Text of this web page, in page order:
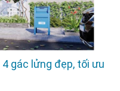
gác lửng đẹp, tối ưu